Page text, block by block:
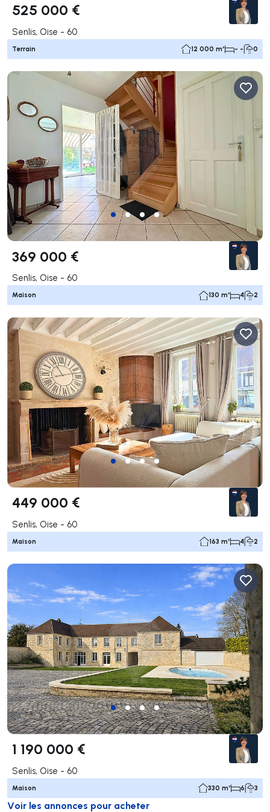
525 000 €
Senlis, Oise - 60
Terrain 12 000 m² - - 0
369 000 €
Senlis, Oise - 60
Maison 130 m² 4 2
449 000 €
Senlis, Oise - 60
Maison 163 m² 4 2
1 190 000 €
Senlis, Oise - 60
Maison 330 m² 6 3
Voir les annonces pour acheter